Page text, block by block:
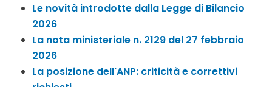
Le novità introdotte dalla Legge di Bilancio
2026
La nota ministeriale n. 2129 del 27 febbraio
2026
La posizione dell'ANP: criticità e correttivi